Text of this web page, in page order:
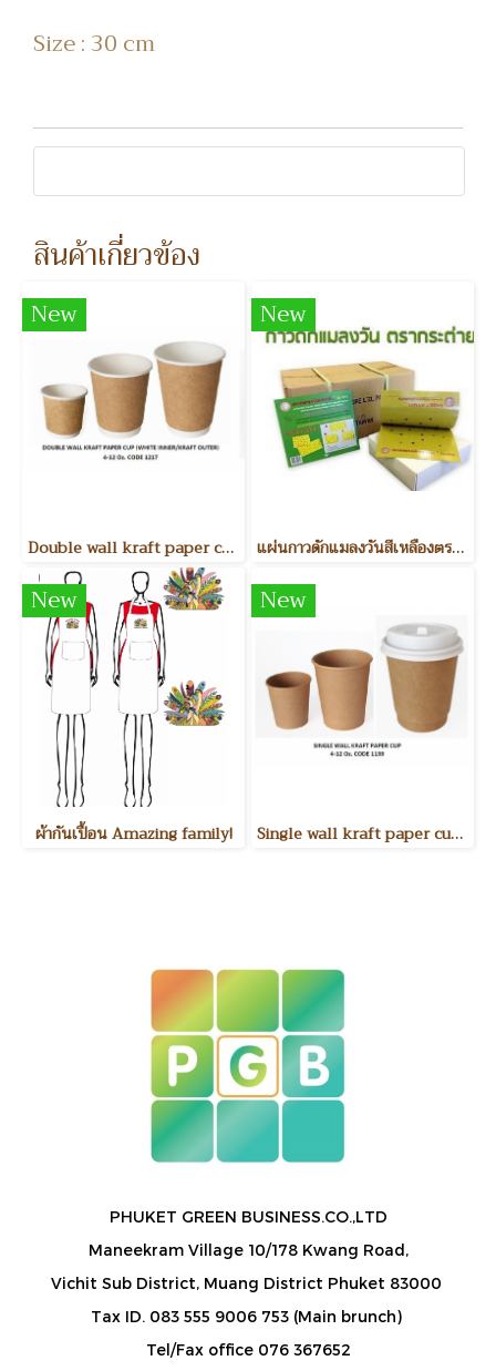
Size : 30 cm
สินค้าเกี่ยวข้อง
New
Double wall kraft paper cup (white inner - kraft outer) แก้วกระดาษรักษ์โลกสองชั้น
New
แผ่นกาวดักแมลงวันสีเหลืองตรากระต่าย Insect traps
New
ผ้ากันเปื้อน Amazing family!
New
Single wall kraft paper cup แก้วกระดาษรักษ์โลกหน้าเดียว
PHUKET GREEN BUSINESS.CO.,LTD
Maneekram Village 10/178 Kwang Road,
Vichit Sub District, Muang District Phuket 83000
Tax ID. 083 555 9006 753 (Main brunch)
Tel/Fax office 076 367652